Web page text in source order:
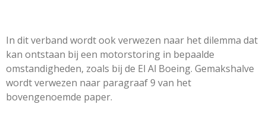
In dit verband wordt ook verwezen naar het dilemma dat
kan ontstaan bij een motorstoring in bepaalde
omstandigheden, zoals bij de El Al Boeing. Gemakshalve
wordt verwezen naar paragraaf 9 van het
bovengenoemde paper.